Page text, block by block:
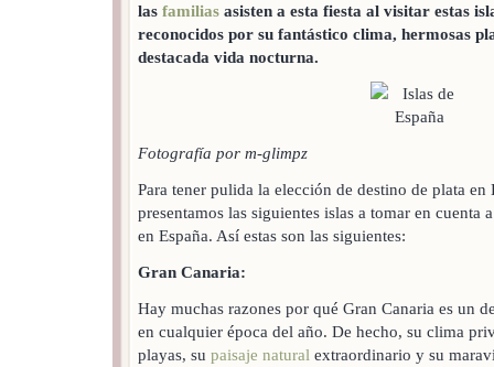
las familias asisten a esta fiesta al visitar estas
reconocidos por su fantástico clima, hermosas
destacada vida nocturna.
Fotografía por m-glimpz
Para tener pulida la elección de destino de plata en
presentamos las siguientes islas a tomar en cuenta
en España. Así estas son las siguientes:
Gran Canaria:
Hay muchas razones por qué Gran Canaria es un
en cualquier época del año. De hecho, su clima
playas, su paisaje natural extraordinario y su